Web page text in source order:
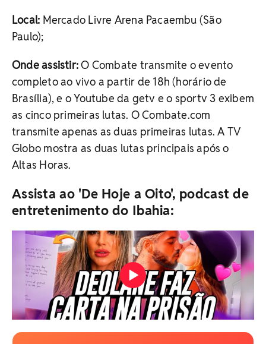
Local: Mercado Livre Arena Pacaembu (São
Paulo);
Onde assistir:O Combate transmite o evento
completo ao vivo a partir de 18h (horário de
Brasília), e o Youtube da getv e o sportv 3 exibem
as cinco primeiras lutas. O Combate.com
transmite apenas as duas primeiras lutas. A TV
Globo mostra as duas lutas principais após o
Altas Horas.
Assista ao 'De Hoje a Oito', podcast de
entretenimento do Ibahia: